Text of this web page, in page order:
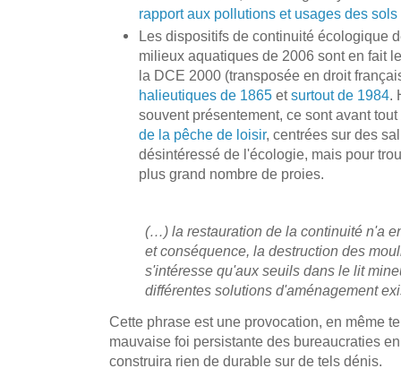
rapport aux pollutions et usages des sols
Les dispositifs de continuité écologique
milieux aquatiques de 2006 sont en fait
la DCE 2000 (transposée en droit
halieutiques de 1865 etsurtout de 1984.
souvent présentement, ce sont avant
de la pêche de loisir, centrées sur des
désintéressé de l'écologie, mais pour
plus grand nombre de proies.
(…) la restauration de la continuité n'a
et conséquence, la destruction des
s'intéresse qu'aux seuils dans le lit
différentes solutions d'aménagement
Cette phrase est une provocation, en même
mauvaise foi persistante des bureaucraties
construira rien de durable sur de tels dénis.